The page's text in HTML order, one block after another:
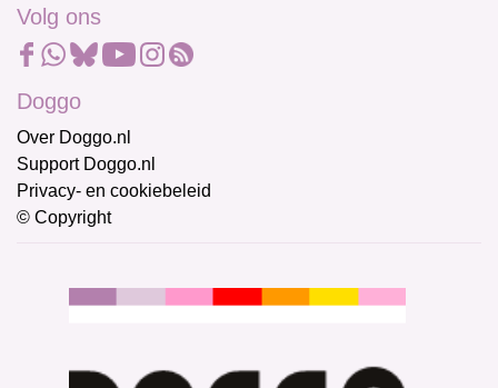
Volg ons
Doggo
Over Doggo.nl
Support Doggo.nl
Privacy- en cookiebeleid
© Copyright